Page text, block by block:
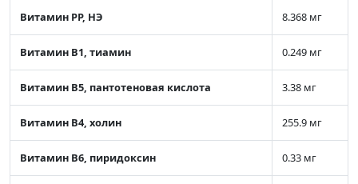
Витамин РР, НЭ 8.368 мг
Витамин В1, тиамин 0.249 мг
Витамин В5, пантотеновая кислота 3.38 мг
Витамин В4, холин 255.9 мг
Витамин В6, пиридоксин 0.33 мг